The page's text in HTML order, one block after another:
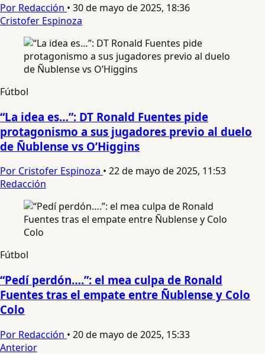
Por Redacción • 30 de mayo de 2025, 18:36
Cristofer Espinoza
Fútbol
“La idea es…”: DT Ronald Fuentes pide
protagonismo a sus jugadores previo al duelo
de Ñublense vs O’Higgins
Por Cristofer Espinoza • 22 de mayo de 2025, 11:53
Redacción
Fútbol
“Pedí perdón….”: el mea culpa de Ronald
Fuentes tras el empate entre Ñublense y Colo
Colo
Por Redacción • 20 de mayo de 2025, 15:33
Anterior